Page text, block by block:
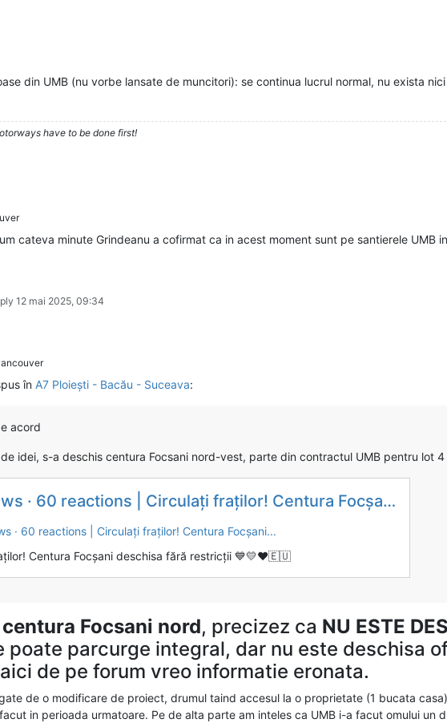
din UMB (nu vorbe lansate de muncitori): se continua lucrul normal, nu exista
have to be done first!
cateva minute Grindeanu a cofirmat ca in acest moment sunt pe santierele UMB
12 mai 2025, 09:34
în A7 Ploiești - Bacău - Suceava:
acord
idei, s-a deschis centura Focsani nord-vest, parte din contractul UMB pentru lot 4
· 60 reactions | Circulați fraților! Centura Focșani...
Centura Focșani deschisa fără restricții 💙💛❤️🇪🇺
centura Focsani nord, precizez ca NU ESTE
poate parcurge integral, dar nu este deschisa
de pe forum vreo informatie eronata.
de o modificare de proiect, drumul taind accesul la o proprietate (1 bucata
in perioada urmatoare. Pe de alta parte am inteles ca UMB i-a facut omului un